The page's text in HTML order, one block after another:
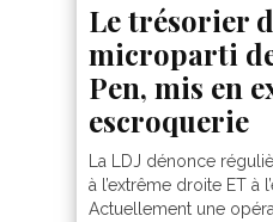
Le trésorier
microparti
Pen, mis en
escroquerie
La LDJ dénonce
à l’extrême droite ET à
Actuellement une